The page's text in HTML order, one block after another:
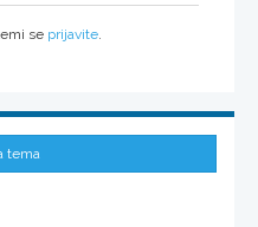
se prijavite
tema